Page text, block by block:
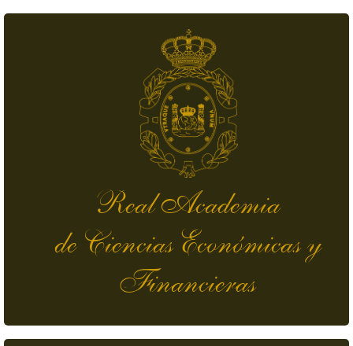
Real Academia
de Ciencias Económicas y
Financieras